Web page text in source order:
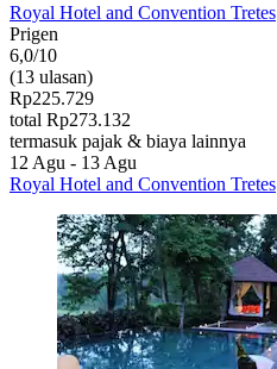
Royal Hotel and Convention Tretes
Prigen
6,0/10
(13 ulasan)
Rp225.729
total Rp273.132
termasuk pajak & biaya lainnya
12 Agu - 13 Agu
Royal Hotel and Convention Tretes